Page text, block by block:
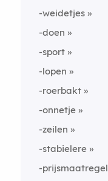
-weidetjes
-doen
-sport
-lopen
-roerbakt
-onnetje
-zeilen
-stabielere
-prijsmaatregel